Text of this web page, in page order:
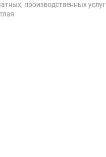
производственных услуг